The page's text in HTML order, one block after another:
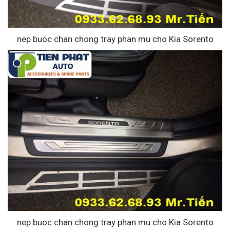
nep buoc chan chong tray phan mu cho Kia Sorento
nep buoc chan chong tray phan mu cho Kia Sorento